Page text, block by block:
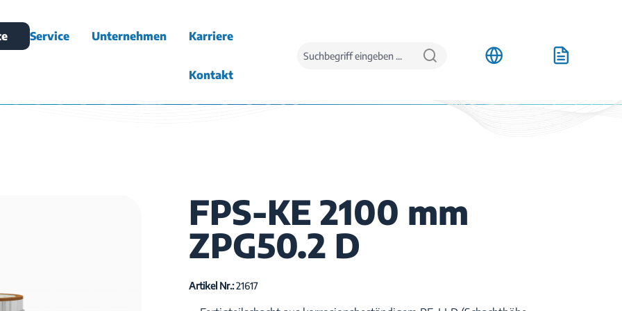
Service Unternehmen Karriere
Kontakt
FPS-KE 2100 mm
ZPG50.2 D
Artikel Nr.:21617